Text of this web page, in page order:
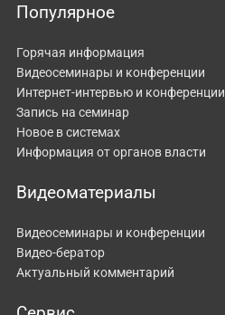
Популярное
Горячая информация
Видеосеминары и конференции
Интернет-интервью и конференции
Запись на семинар
Новое в системах
Информация от органов власти
Видеоматериалы
Видеосеминары и конференции
Видео-бератор
Актуальный комментарий